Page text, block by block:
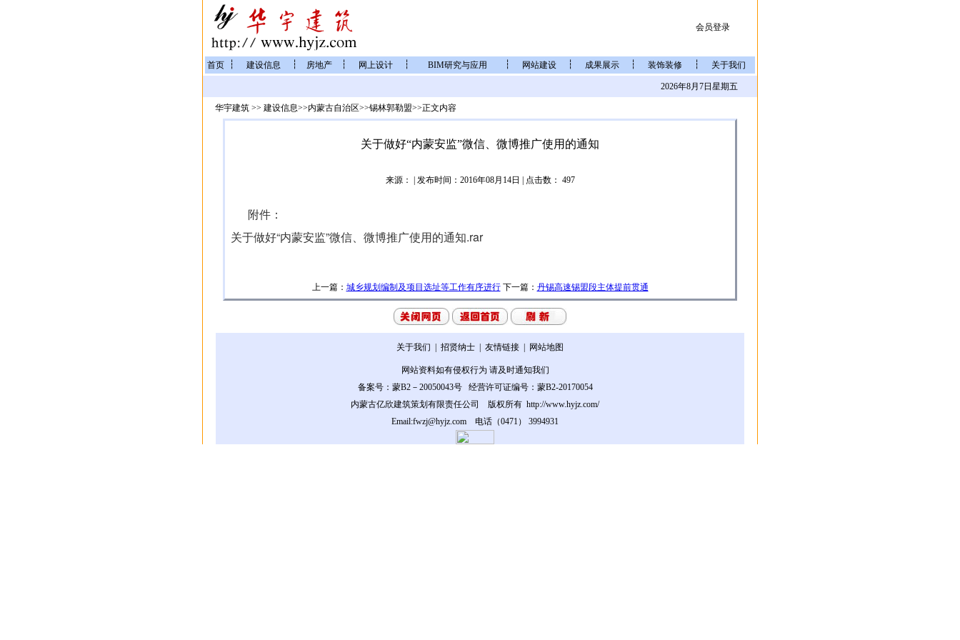
会员登录
首页 ┆ 建设信息 ┆ 房地产 ┆ 网上设计 ┆ BIM研究与应用 ┆ 网站建设 ┆ 成果展示 ┆ 装饰装修 ┆ 关于我们
2026年8月7日星期五
华宇建筑 >> 建设信息>>内蒙古自治区>>锡林郭勒盟>>正文内容
关于做好“内蒙安监”微信、微博推广使用的通知
来源： | 发布时间：2016年08月14日 | 点击数： 497
附件：
关于做好“内蒙安监”微信、微博推广使用的通知.rar
上一篇： 城乡规划编制及项目选址等工作有序进行 下一篇： 丹锡高速锡盟段主体提前贯通
关于我们 | 招贤纳士 | 友情链接 | 网站地图
网站资料如有侵权行为 请及时通知我们
备案号：蒙B2－20050043号
经营许可证编号：蒙B2-20170054
内蒙古亿欣建筑策划有限责任公司 版权所有 http://www.hyjz.com/
Email:fwzj@hyjz.com 电话（0471） 3994931